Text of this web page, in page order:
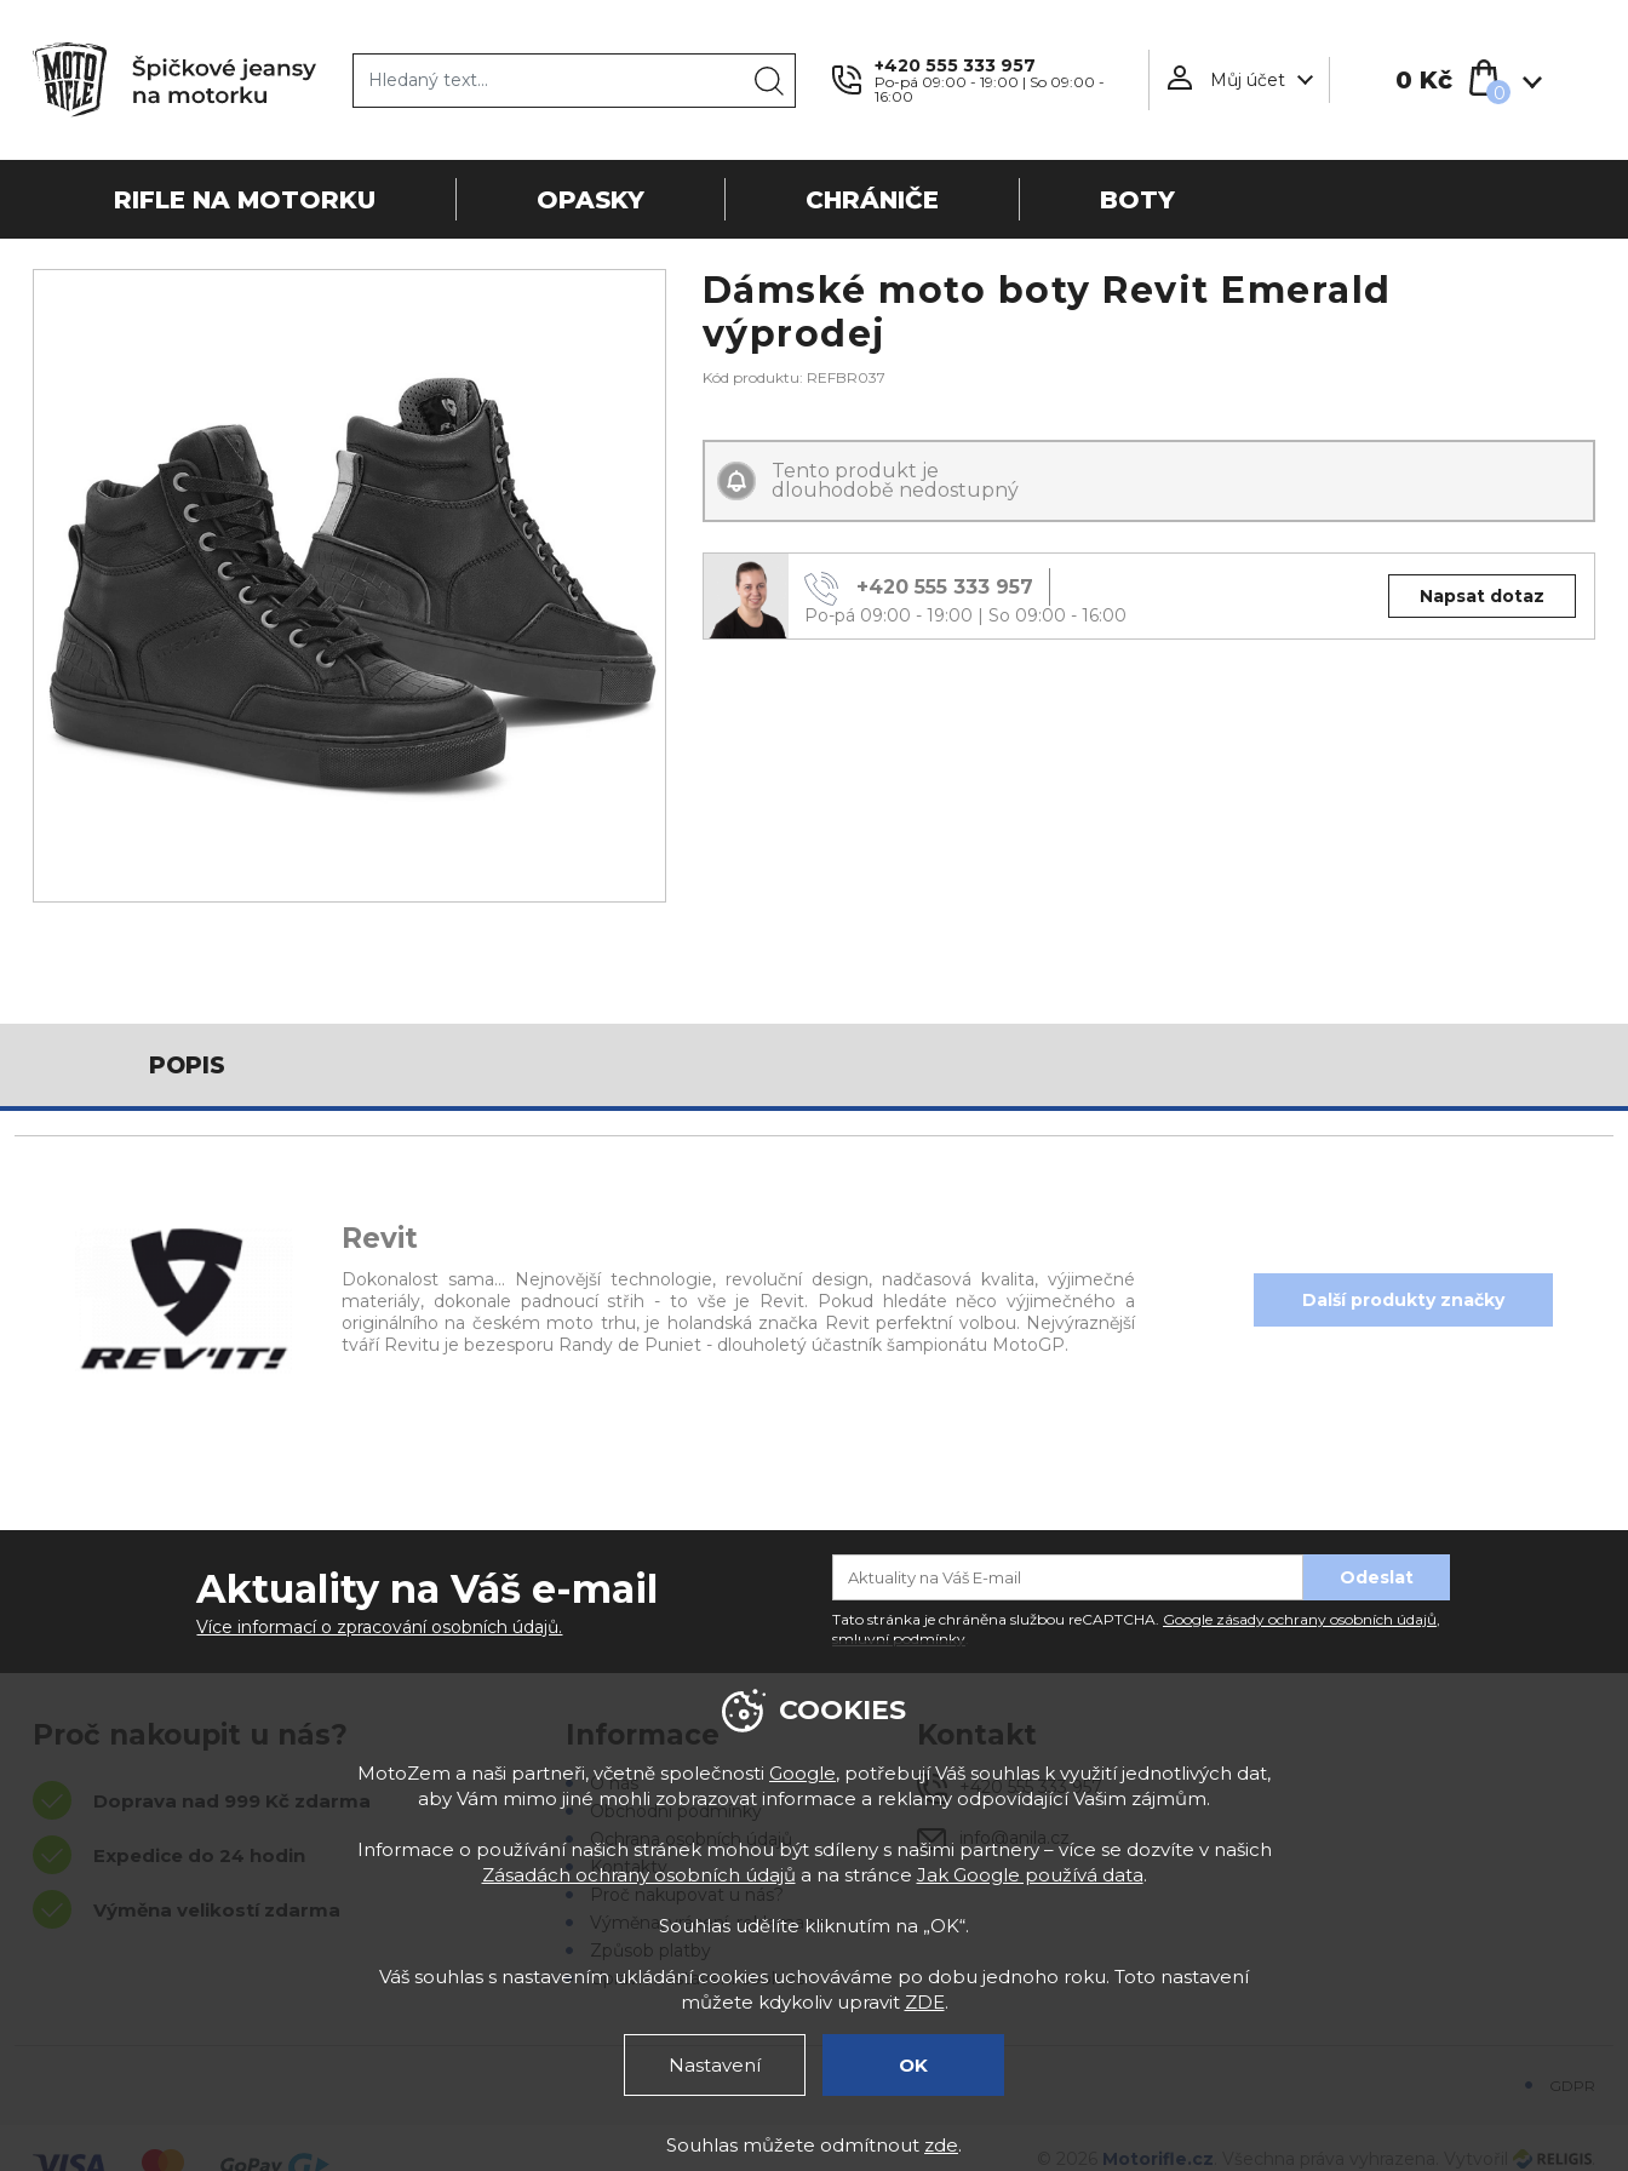
+420 555 333 957
Po-pá 09:00 - 19:00 | So 09:00 -
16:00
Můj účet 0 Kč 0
RIFLE NA MOTORKU OPASKY CHRÁNIČE BOTY
Dámské moto boty Revit Emerald
výprodej
Kód produktu: REFBR037
Tento produkt je
dlouhodobě nedostupný
+420 555 333 957
Po-pá 09:00 - 19:00 | So 09:00 - 16:00
Napsat dotaz
POPIS
Revit
Dokonalost sama... Nejnovější technologie, revoluční design, nadčasová kvalita, výjimečné
materiály, dokonale padnoucí střih - to vše je Revit. Pokud hledáte něco výjimečného a
originálního na českém moto trhu, je holandská značka Revit perfektní volbou. Nejvýraznější
tváří Revitu je bezesporu Randy de Puniet - dlouholetý účastník šampionátu MotoGP.
Další produkty značky
Aktuality na Váš e-mail
Více informací o zpracování osobních údajů. Tato stránka je chráněna službou reCAPTCHA. Google zásady ochrany osobních údajů
smluvní podmínky
Proč nakoupit u nás?
Doprava nad 999 Kč zdarma
Expedice do 24 hodin
Výměna velikostí zdarma
Informace
O nás
Obchodní podmínky
Ochrana osobních údajů
Kontakty
Proč nakupovat u nás?
Výměna, vrácení, reklamace
Způsob platby
Upravit nastavení cookies
Kontakt
+420 555 333 957
info@anila.cz
GDPR
Motorifle.cz
COOKIES
MotoZem a naši partneři, včetně společnosti Google, potřebují Váš souhlas k využití jednotlivých dat,
aby Vám mimo jiné mohli zobrazovat informace a reklamy odpovídající Vašim zájmům.
Informace o používání našich stránek mohou být sdíleny s našimi partnery – více se dozvíte v našich
Zásadách ochrany osobních údajů a na stránce Jak Google používá data.
Souhlas udělíte kliknutím na „OK“.
Váš souhlas s nastavením ukládání cookies uchováváme po dobu jednoho roku. Toto nastavení
můžete kdykoliv upravit ZDE.
Nastavení OK
Souhlas můžete odmítnout zde.